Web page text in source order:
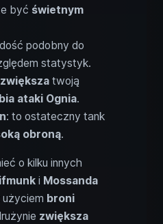
być świetnym
podobny do
statystyk.
zwiększa twoją
ataki Ognia.
: to ostateczny tank
obroną.
o kilku innych
i Mossanda
broni
zwiększa